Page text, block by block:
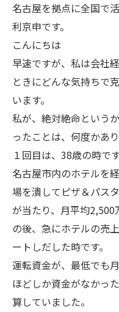
名古屋を拠点に全国で
利京申です。
こんにちは
早速ですが、私は会社
ときにどんな気持ちで
います。
私が、絶対絶命という
ったことは、何度かあり
１回目は、38歳の時です
名古屋市内のホテルを
場を潰してピザ＆パス
が当たり、月平均
の後、急にホテルの売
ートしだした時です。
運転資金が、最低でも
ほどしか資金がなかっ
算していました。